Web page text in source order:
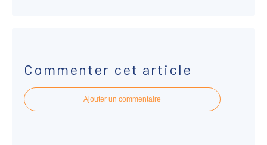
Commenter cet article
Ajouter un commentaire